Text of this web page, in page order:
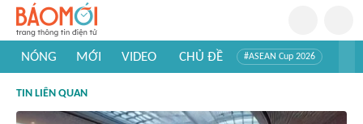
NÓNG MỚI VIDEO CHỦ ĐỀ #ASEAN Cup 2026
#Khám phá thế giới
TIN LIÊN QUAN